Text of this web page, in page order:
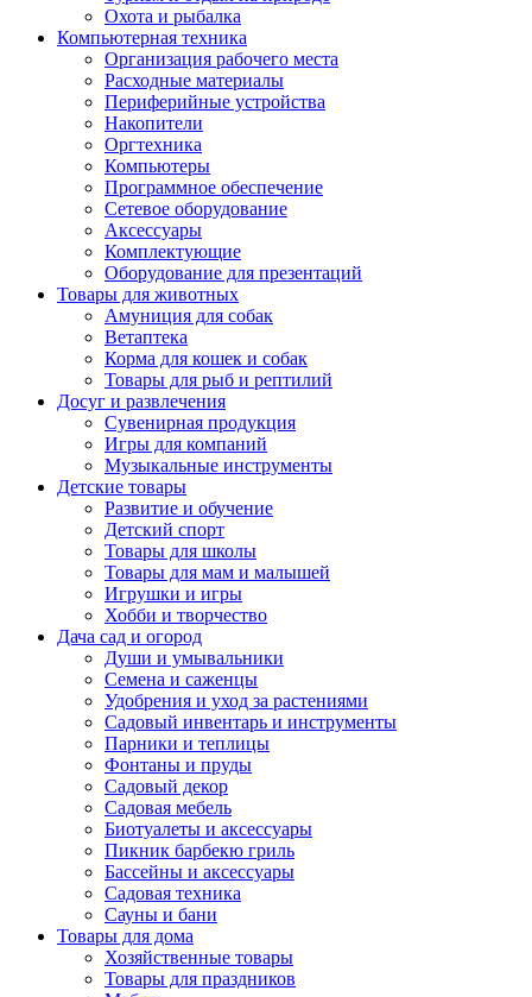
Охота и рыбалка
Компьютерная техника
Организация рабочего места
Расходные материалы
Периферийные устройства
Накопители
Оргтехника
Компьютеры
Программное обеспечение
Сетевое оборудование
Аксессуары
Комплектующие
Оборудование для презентаций
Товары для животных
Амуниция для собак
Ветаптека
Корма для кошек и собак
Товары для рыб и рептилий
Досуг и развлечения
Сувенирная продукция
Игры для компаний
Музыкальные инструменты
Детские товары
Развитие и обучение
Детский спорт
Товары для школы
Товары для мам и малышей
Игрушки и игры
Хобби и творчество
Дача сад и огород
Души и умывальники
Семена и саженцы
Удобрения и уход за растениями
Садовый инвентарь и инструменты
Парники и теплицы
Фонтаны и пруды
Садовый декор
Садовая мебель
Биотуалеты и аксессуары
Пикник барбекю гриль
Бассейны и аксессуары
Садовая техника
Сауны и бани
Товары для дома
Хозяйственные товары
Товары для праздников